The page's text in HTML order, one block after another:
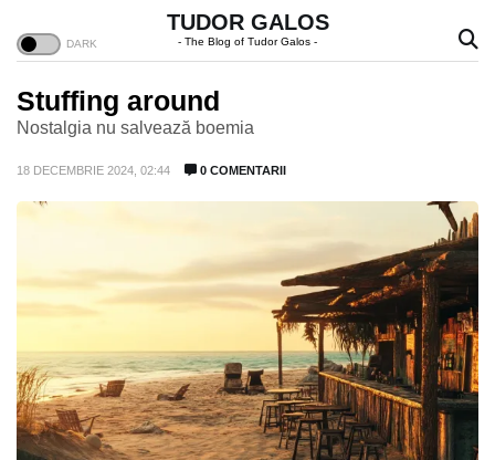
TUDOR GALOS
- The Blog of Tudor Galos -
Stuffing around
Nostalgia nu salvează boemia
18 DECEMBRIE 2024, 02:44 0 COMENTARII